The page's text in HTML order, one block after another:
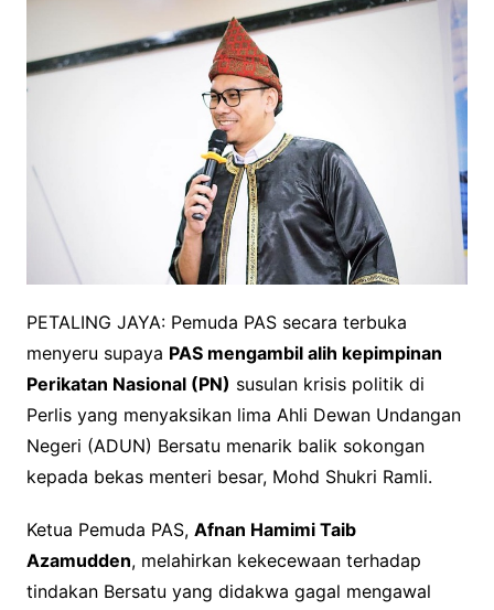
PETALING JAYA: Pemuda PAS secara terbuka
menyeru supaya PAS mengambil alih kepimpinan
Perikatan Nasional (PN) susulan krisis politik di
Perlis yang menyaksikan lima Ahli Dewan Undangan
Negeri (ADUN) Bersatu menarik balik sokongan
kepada bekas menteri besar, Mohd Shukri Ramli.
Ketua Pemuda PAS, Afnan Hamimi Taib
Azamudden, melahirkan kekecewaan terhadap
tindakan Bersatu yang didakwa gagal mengawal